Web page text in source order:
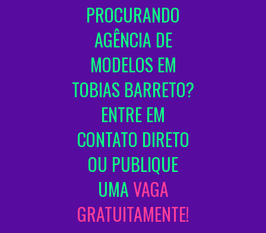
PROCURANDO
AGÊNCIA DE
MODELOS EM
TOBIAS BARRETO?
ENTRE EM
CONTATO DIRETO
OU PUBLIQUE
UMAVAGA
GRATUITAMENTE!